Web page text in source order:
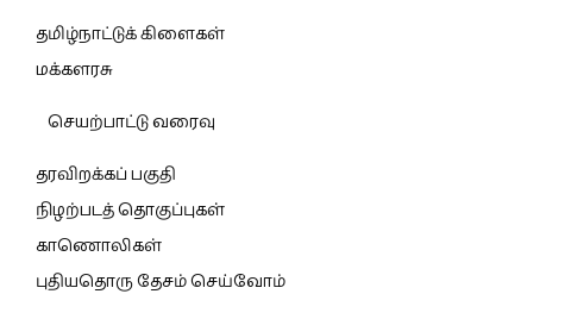
தமிழ்நாட்டுக் கிளைகள்
மக்களரசு
செயற்பாட்டு வரைவு
தரவிறக்கப் பகுதி
நிழற்படத் தொகுப்புகள்
காணொலிகள்
புதியதொரு தேசம் செய்வோம்